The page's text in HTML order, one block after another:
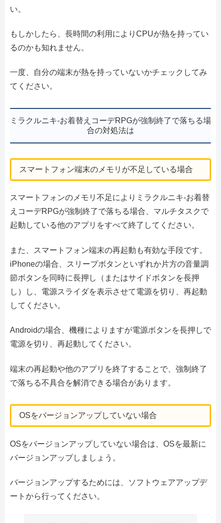
い。
もしかしたら、長時間の利用によりCPUが熱を持ってい
るのかも知れません。
一度、自分の端末が熱を持っていないかチェックしてみ
てください。
ミラクルニキ-お着替えコーデRPGが強制終了で落ちる場
合の対処法は
スマートフォン端末のメモリが不足している場合
スマートフォンのメモリ不足によりミラクルニキ-お着替
えコーデRPGが強制終了で落ちる場合、マルチタスクで
起動している他のアプリをすべて終了してください。
また、スマートフォン端末の再起動も有効な手段です。
iPhoneの場合、スリープボタンといずれか片方の音量調
節ボタンを同時に長押し（またはサイドボタンを長押
し）し、電源スライダを表示させて電源を切り、再起動
してください。
Androidの場合、機種によりますが電源ボタンを長押しで
電源を切り、再起動してください。
端末の再起動や他のアプリを終了することで、強制終了
で落ちる不具合を解消できる場合があります。
OSをバージョンアップしていない場合
OSをバージョンアップしていない場合は、OSを最新に
バージョンアップしましょう。
バージョンアップするためには、ソフトウェアアップデ
ートから行ってください。